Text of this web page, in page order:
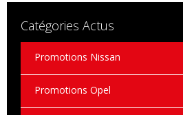
Catégories Actus
Promotions Nissan
Promotions Opel